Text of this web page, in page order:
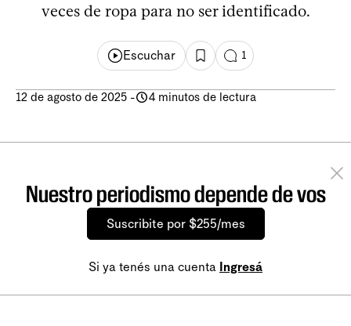
veces de ropa para no ser identificado.
Escuchar 1
12 de agosto de 2025 - 4 minutos de lectura
Nuestro periodismo depende de vos
Suscribite por $255/mes
Si ya tenés una cuenta Ingresá